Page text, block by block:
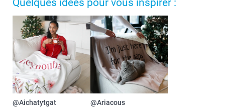
@Aichatytgat @Ariacous